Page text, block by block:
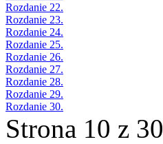
Rozdanie 22.
Rozdanie 23.
Rozdanie 24.
Rozdanie 25.
Rozdanie 26.
Rozdanie 27.
Rozdanie 28.
Rozdanie 29.
Rozdanie 30.
Strona 10 z 30